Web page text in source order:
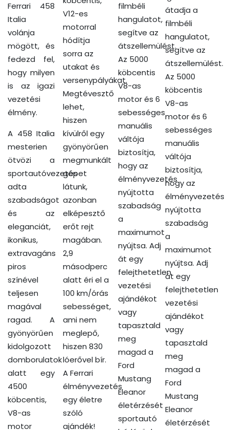
Ferrari 458
Italia
volánja
mögött, és
fedezd fel,
hogy milyen
is az igazi
vezetési
élmény.
A 458 Italia
mesterien
ötvözi a
sportautóvezetés
adta
szabadságot
és az
eleganciát,
ikonikus,
extravagáns
piros
színével
teljesen
magával
ragad. A
gyönyörűen
kidolgozott
domborulatok
alatt egy
4500
köbcentis,
V8-as
motor
V12-es
motorral
hódítja
sorra az
utakat és
versenypályákat.
Megtévesztő
lehet,
hiszen
kívülről egy
gyönyörűen
megmunkált
gépet
látunk,
azonban
elképesztő
erőt rejt
magában.
2,9
másodperc
alatt éri el a
100 km/órás
sebességet,
ami nem
meglepő,
hiszen 830
lóerővel bír.
A Ferrari
élményvezetés
egy életre
szóló
ajándék!
filmbéli
hangulatot,
segítve az
átszellemülést.
Az 5000
köbcentis
V8-as
motor és 6
sebességes
manuális
váltója
biztosítja,
hogy az
élményvezetés
nyújtotta
szabadság
a
maximumot
nyújtsa. Adj
át egy
felejthetetlen
vezetési
ajándékot
vagy
tapasztald
meg
magad a
Ford
Mustang
Eleanor
életérzését
sportautó
átadja a
filmbéli
hangulatot,
segítve az
átszellemülést.
Az 5000
köbcentis
V8-as
motor és 6
sebességes
manuális
váltója
biztosítja,
hogy az
élményvezetés
nyújtotta
szabadság
a
maximumot
nyújtsa. Adj
át egy
felejthetetlen
vezetési
ajándékot
vagy
tapasztald
meg
magad a
Ford
Mustang
Eleanor
életérzését